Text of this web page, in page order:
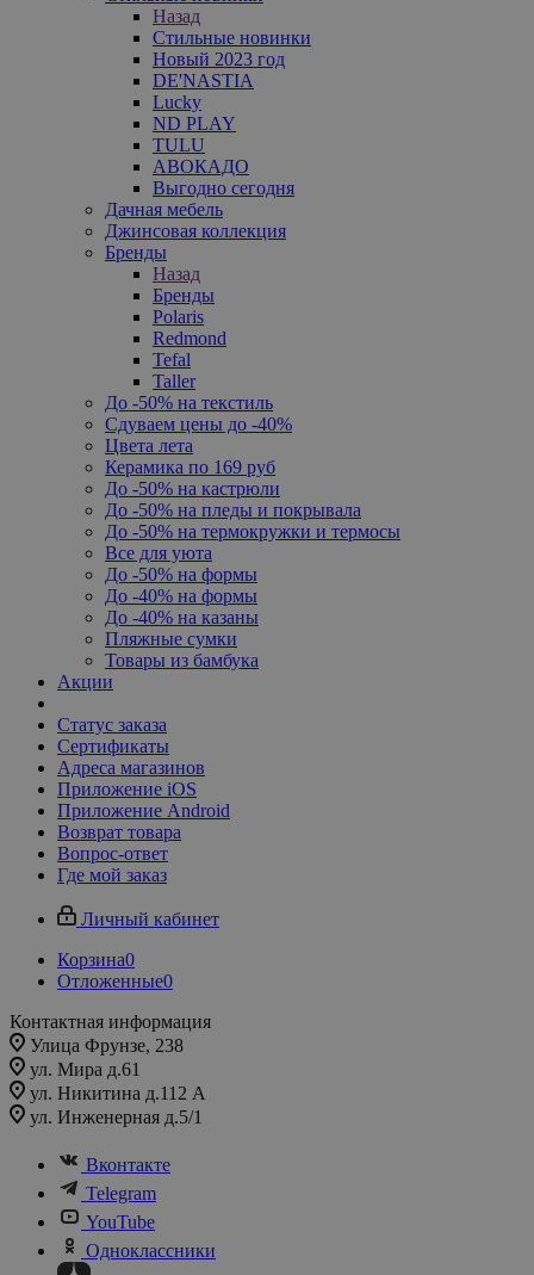
Назад
Стильные новинки
Новый 2023 год
DE'NASTIA
Lucky
ND PLAY
TULU
АВОКАДО
Выгодно сегодня
Дачная мебель
Джинсовая коллекция
Бренды
Назад
Бренды
Polaris
Redmond
Tefal
Taller
До -50% на текстиль
Сдуваем цены до -40%
Цвета лета
Керамика по 169 руб
До -50% на кастрюли
До -50% на пледы и покрывала
До -50% на термокружки и термосы
Все для уюта
До -50% на формы
До -40% на формы
До -40% на казаны
Пляжные сумки
Товары из бамбука
Акции
Статус заказа
Сертификаты
Адреса магазинов
Приложение iOS
Приложение Android
Возврат товара
Вопрос-ответ
Где мой заказ
Личный кабинет
Корзина0
Отложенные0
Контактная информация
Улица Фрунзе, 238​
ул. Мира д.61
ул. Никитина д.112 А
ул. Инженерная д.5/1
Вконтакте
Telegram
YouTube
Одноклассники